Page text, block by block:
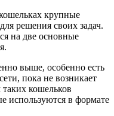
крупные
решения своих задач.
на две основные
выше, особенно есть
пока не возникает
кошельков
используются в формате